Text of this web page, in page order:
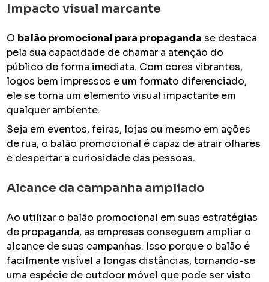
Impacto visual marcante
O balão promocional para propaganda se destaca
pela sua capacidade de chamar a atenção do
público de forma imediata. Com cores vibrantes,
logos bem impressos e um formato diferenciado,
ele se torna um elemento visual impactante em
qualquer ambiente.
Seja em eventos, feiras, lojas ou mesmo em ações
de rua, o balão promocional é capaz de atrair olhares
e despertar a curiosidade das pessoas.
Alcance da campanha ampliado
Ao utilizar o balão promocional em suas estratégias
de propaganda, as empresas conseguem ampliar o
alcance de suas campanhas. Isso porque o balão é
facilmente visível a longas distâncias, tornando-se
uma espécie de outdoor móvel que pode ser visto